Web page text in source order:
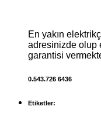
En yakın
adresinizde olup
garantisi
0.543.726 6436
Etiketler: